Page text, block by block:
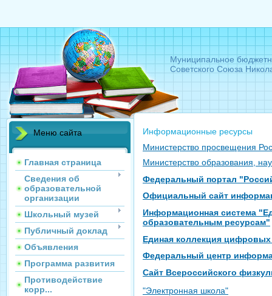
Муниципальное
Советского Союза
Меню сайта
Главная страница
Сведения об
образовательной
организации
Школьный музей
Публичный доклад
Объявления
Программа развития
Противодействие
корр...
Информационные ресурсы
Министерство просвещения
Министерство образования,
Федеральный портал
Официальный сайт
Информационная система
образовательным ресурсам"
Единая коллекция
Федеральный центр
Сайт Всероссийского
"Электронная школа"